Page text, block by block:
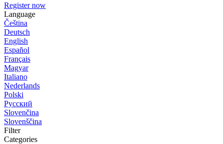
Register now
Language
Čeština
Deutsch
English
Español
Français
Magyar
Italiano
Nederlands
Polski
Русский
Slovenčina
Slovenščina
Filter
Categories